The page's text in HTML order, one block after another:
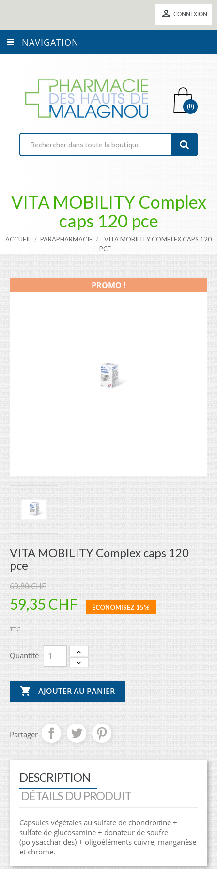
 CONNEXION
NAVIGATION
(0)
VITA MOBILITY Complex
caps 120 pce
ACCUEIL PARAPHARMACIE
VITA MOBILITY COMPLEX CAPS 120
PCE
PROMO !
VITA MOBILITY Complex caps 120
pce
69,80 CHF
59,35 CHF ÉCONOMISEZ 15%
TTC
Quantité
 AJOUTER AU PANIER
Partager
DESCRIPTION
DÉTAILS DU PRODUIT
Capsules végétales au sulfate de chondroïtine +
sulfate de glucosamine + donateur de soufre
(polysaccharides) + oligoéléments cuivre, manganèse
et chrome.